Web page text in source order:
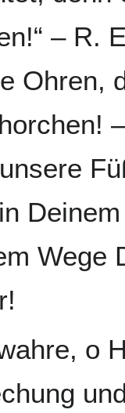
– R.
Ohren,
Wege
o